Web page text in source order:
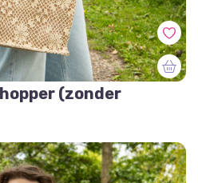
(zonder